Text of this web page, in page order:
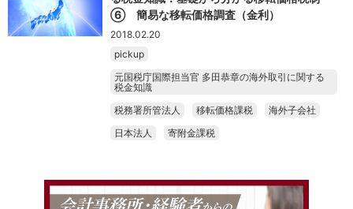
⑥ 簡易な移転価格調査（金利）
2018.02.20
pickup
元国税庁国際担当官 多田恭章の海外取引に関する
税金知識
税務署所管法人
移転価格課税
海外子会社
日本法人
寄附金課税